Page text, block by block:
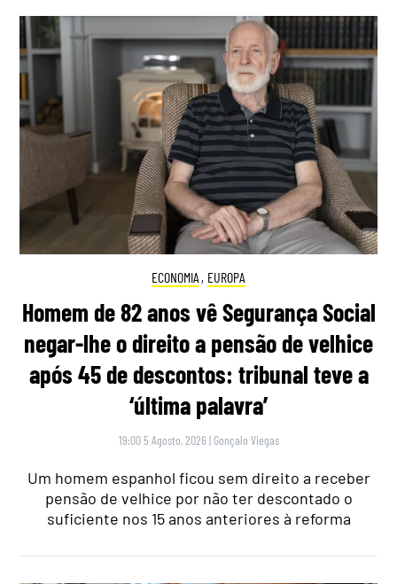
ECONOMIA , EUROPA
Homem de 82 anos vê Segurança Social
negar-lhe o direito a pensão de velhice
após 45 de descontos: tribunal teve a
‘última palavra’
19:00 5 Agosto, 2026 | Gonçalo Viegas
Um homem espanhol ficou sem direito a receber
pensão de velhice por não ter descontado o
suficiente nos 15 anos anteriores à reforma